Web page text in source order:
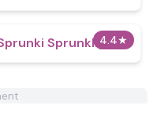
4.4★
Sprunkliy